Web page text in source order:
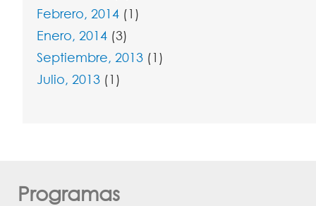
Febrero, 2014 (1)
Enero, 2014 (3)
Septiembre, 2013 (1)
Julio, 2013 (1)
Programas